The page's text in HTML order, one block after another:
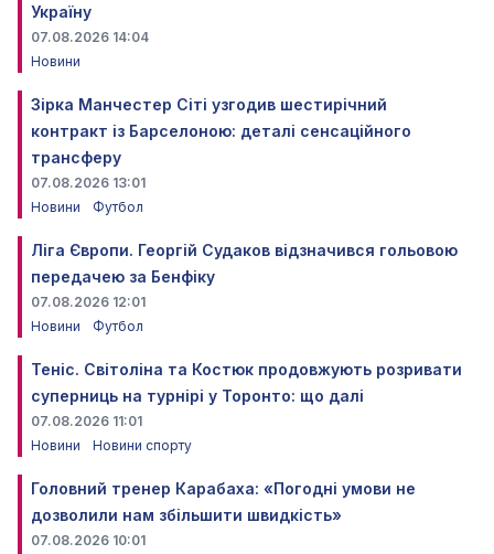
Україну
07.08.2026 14:04
Новини
Зірка Манчестер Сіті узгодив шестирічний
контракт із Барселоною: деталі сенсаційного
трансферу
07.08.2026 13:01
Новини
Футбол
Ліга Європи. Георгій Судаков відзначився гольовою
передачею за Бенфіку
07.08.2026 12:01
Новини
Футбол
Теніс. Світоліна та Костюк продовжують розривати
суперниць на турнірі у Торонто: що далі
07.08.2026 11:01
Новини
Новини спорту
Головний тренер Карабаха: «Погодні умови не
дозволили нам збільшити швидкість»
07.08.2026 10:01